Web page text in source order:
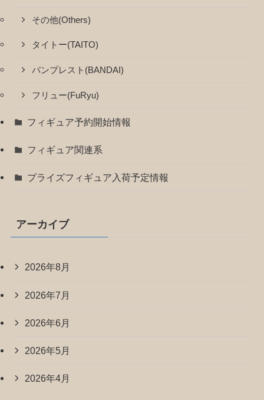
その他(Others)
タイトー(TAITO)
バンプレスト(BANDAI)
フリュー(FuRyu)
フィギュア予約開始情報
フィギュア関連系
プライズフィギュア入荷予定情報
アーカイブ
2026年8月
2026年7月
2026年6月
2026年5月
2026年4月